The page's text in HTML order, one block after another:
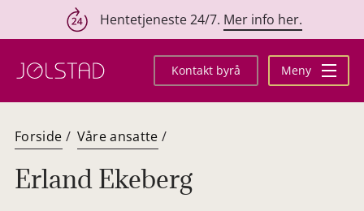
innhold
Hentetjeneste 24/7. Mer info her.
Kontakt byrå Meny
Forside / Våre ansatte /
Erland Ekeberg